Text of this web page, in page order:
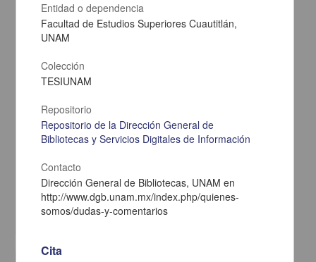
Evaluacion de la eficiencia productiva de un rebano caprino (varias
Pineda Sanchez, Edmundo
Medicina y Ciencias de la Salud
Entidad o dependencia
Facultad de Estudios Superiores Cuautitlán,
UNAM
Colección
TESIUNAM
Repositorio
Repositorio de la Dirección General de
Bibliotecas y Servicios Digitales de Información
Contacto
Dirección General de Bibliotecas, UNAM en
http://www.dgb.unam.mx/index.php/quienes-
somos/dudas-y-comentarios
Cita